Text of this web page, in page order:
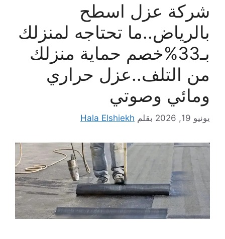
شركة عزل اسطح
بالرياض..ما تحتاجه لمنزلك
بـ33%خصم حماية منزلك
من التلف..عزل حراري
ومائي وصوتي
يونيو 19, 2026 بقلم Hala Elshiekh